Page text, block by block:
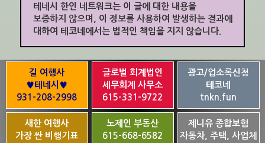
테네시 한인 네트워크는 이 글에 대한 내용을
보증하지 않으며, 이 정보를 사용하여 발생하는 결과에
대하여 테코네에서는 법적인 책임을 지지 않습니다.
길 여행사
♥테네시♥
931-208-2998
글로벌 회계법인
세무회계 사무소
615-331-9722
광고/업소록신청
테코네
tnkn.fun
새한 여행사
가장 싼 비행기표
노제인 부동산
615-668-6582
제니유 종합보험
자동차, 주택, 사업체